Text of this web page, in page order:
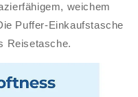
weichem
Puffer-Einkaufstasche
Reisetasche.